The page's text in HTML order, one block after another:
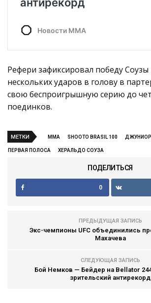
Рефери зафиксировал победу Соузы
нескольких ударов в голову в
свою беспроигрышную серию до
поединков.
МЕТКИ MMA SHOOTO BRASIL 100 ДЖУНИОР
ПЕРВАЯ ПОЛОСА ХЕРАЛЬДО СОУЗА
ПОДЕЛИТЬСЯ
0
ПРЕДЫДУЩАЯ ЗАПИСЬ
Экс-чемпионы UFC объединились
Махачева
СЛЕДУЮЩАЯ ЗАПИСЬ
Бой Немков — Бейдер на Bellator
зрительский антирекорд